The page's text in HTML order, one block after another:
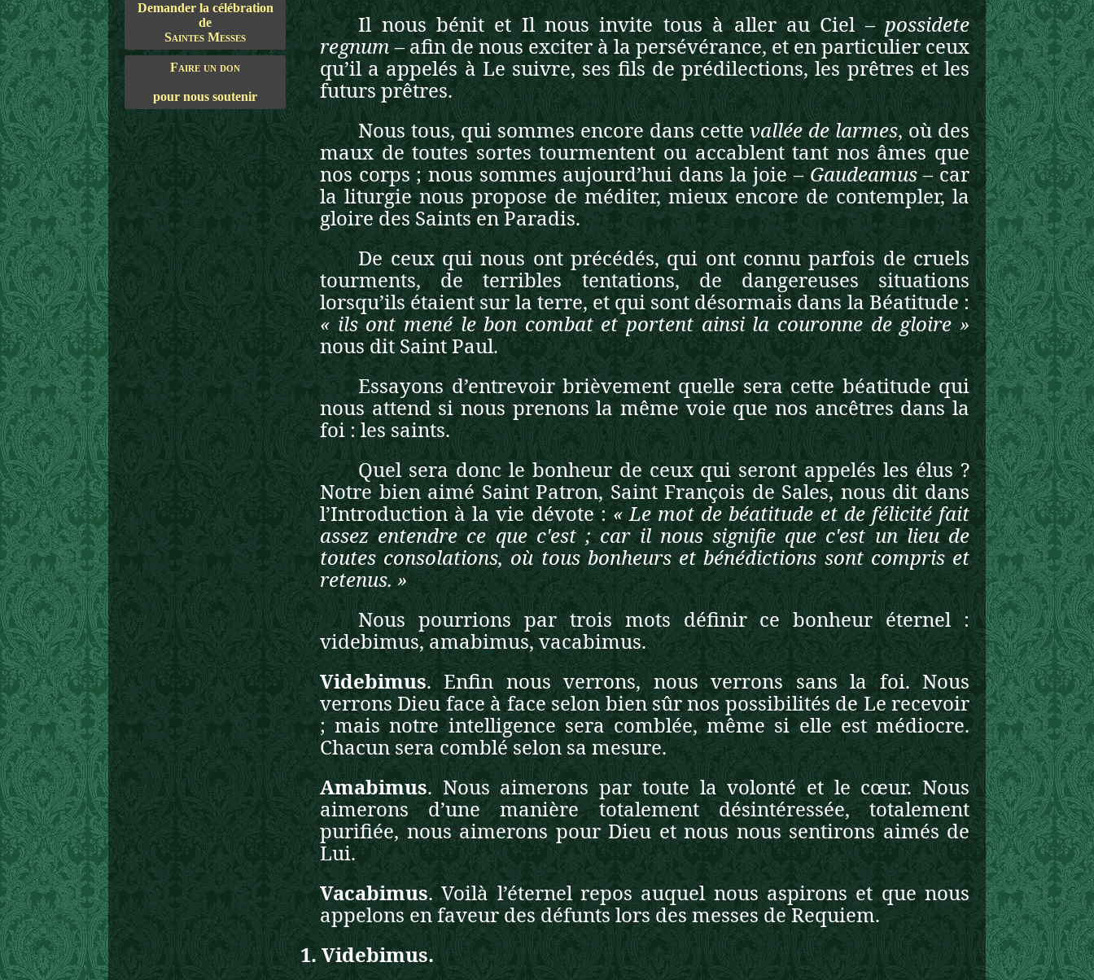
Demander la célébration
de
Saintes Messes
Faire un don
pour nous soutenir
Il nous bénit et Il nous invite tous à aller au Ciel – possidete
regnum– afin de nous exciter à la persévérance, et en particulier ceux
qu’il a appelés à Le suivre, ses fils de prédilections, les prêtres et les
futurs prêtres.
Nous tous, qui sommes encore dans cettevallée de larmes, où des
maux de toutes sortes tourmentent ou accablent tant nos âmes que
nos corps ; nous sommes aujourd’hui dans la joie – Gaudeamus– car
la liturgie nous propose de méditer, mieux encore de contempler, la
gloire des Saints en Paradis.
De ceux qui nous ont précédés, qui ont connu parfois de cruels
tourments, de terribles tentations, de dangereuses situations
lorsqu’ils étaient sur la terre, et qui sont désormais dans la Béatitude :
« ils ont mené le bon combat et portent ainsi la couronne de gloire »
nous dit Saint Paul.
Essayons d’entrevoir brièvement quelle sera cette béatitude qui
nous attend si nous prenons la même voie que nos ancêtres dans la
foi : les saints.
Quel sera donc le bonheur de ceux qui seront appelés les élus ?
Notre bien aimé Saint Patron, Saint François de Sales, nous dit dans
l’Introduction à la vie dévote : « Le mot de béatitude et de félicité fait
assez entendre ce que c'est ; car il nous signifie que c'est un lieu de
toutes consolations, où tous bonheurs et bénédictions sont compris et
retenus. »
Nous pourrions par trois mots définir ce bonheur éternel :
videbimus, amabimus, vacabimus.
Videbimus. Enfin nous verrons, nous verrons sans la foi. Nous
verrons Dieu face à face selon bien sûr nos possibilités de Le recevoir
; mais notre intelligence sera comblée, même si elle est médiocre.
Chacun sera comblé selon sa mesure.
Amabimus. Nous aimerons par toute la volonté et le cœur. Nous
aimerons d’une manière totalement désintéressée, totalement
purifiée, nous aimerons pour Dieu et nous nous sentirons aimés de
Lui.
Vacabimus. Voilà l’éternel repos auquel nous aspirons et que nous
appelons en faveur des défunts lors des messes de Requiem.
1. Videbimus.